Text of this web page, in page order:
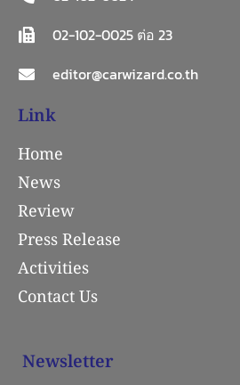
02-102-0025 ต่อ 23
editor@carwizard.co.th
Link
Home
News
Review
Press Release
Activities
Contact Us
Newsletter